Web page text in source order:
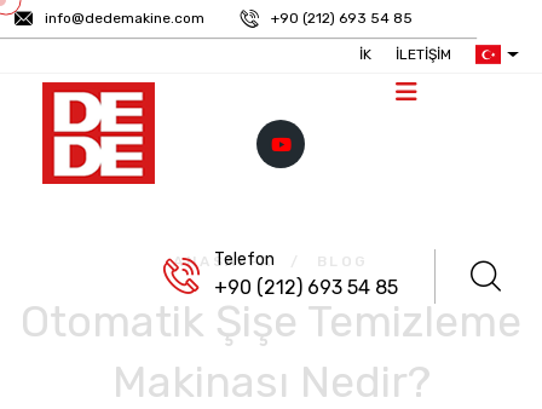
info@dedemakine.com +90 (212) 693 54 85
İK İLETIŞIM
Telefon
+90 (212) 693 54 85
ANASAYFA / BLOG
Otomatik Şişe Temizleme
Makinası Nedir?